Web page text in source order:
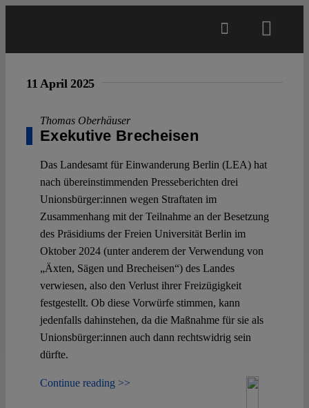
Projects
Open Access
Authors
Spotlight
11 April 2025
Thomas Oberhäuser
Exekutive Brecheisen
Das Landesamt für Einwanderung Berlin (LEA) hat
nach übereinstimmenden Presseberichten drei
Unionsbürger:innen wegen Straftaten im
Zusammenhang mit der Teilnahme an der Besetzung
des Präsidiums der Freien Universität Berlin im
Oktober 2024 (unter anderem der Verwendung von
„Äxten, Sägen und Brecheisen“) des Landes
verwiesen, also den Verlust ihrer Freizügigkeit
festgestellt. Ob diese Vorwürfe stimmen, kann
jedenfalls dahinstehen, da die Maßnahme für sie als
Unionsbürger:innen auch dann rechtswidrig sein
dürfte.
Continue reading >>